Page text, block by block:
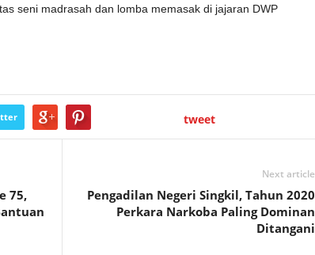
seni madrasah dan lomba memasak di jajaran DWP
tweet
75,
Next article
Pengadilan Negeri Singkil, Tahun 2020
Perkara Narkoba Paling Dominan
Ditangani